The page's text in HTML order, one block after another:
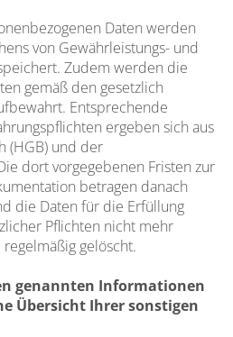
Daten werden
von Gewährleistungs- und
Zudem werden die
gemäß den gesetzlich
Entsprechende
ergeben sich aus
(HGB) und der
dort vorgegebenen Fristen zur
betragen danach
die Daten für die Erfüllung
Pflichten nicht mehr
gelöscht.
genannten Informationen
Übersicht Ihrer sonstigen